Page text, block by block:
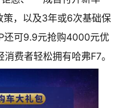
，以及3年或6次基础保
还可9.9元抢购4000元优
费者轻松拥有哈弗F7。